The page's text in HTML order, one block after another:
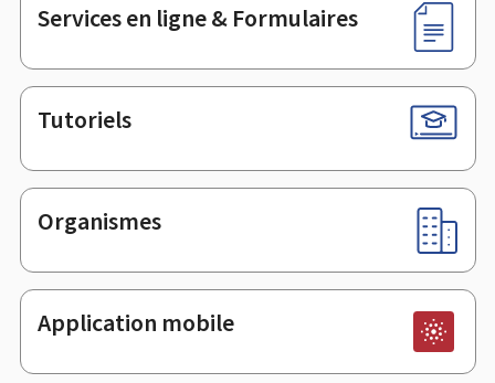
Services en ligne & Formulaires
Tutoriels
Organismes
Application mobile